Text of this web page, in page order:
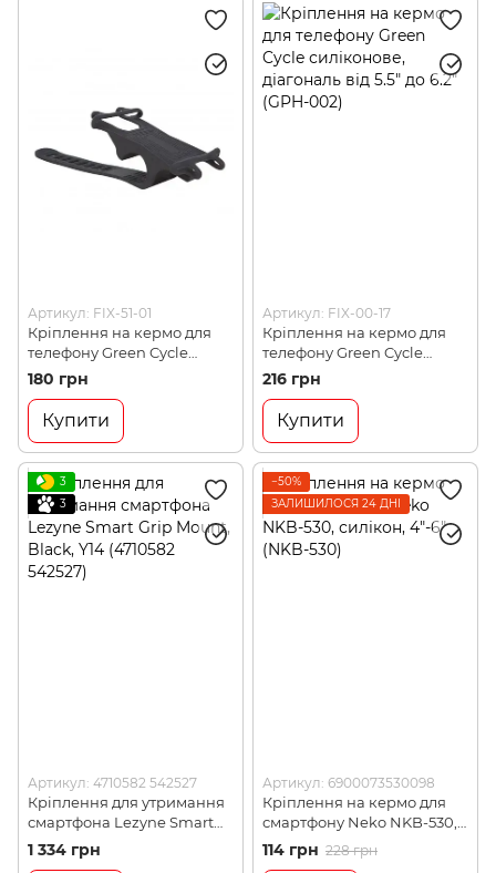
Косметика для райдерів
Артикул: FIX-51-01
Кріплення на кермо для
телефону Green Cycle
силіконове, діагональ від
4" до 5.5" (GPH-001)
180 грн
Купити
Артикул: FIX-00-17
Кріплення на кермо для
телефону Green Cycle
силіконове, діагональ від
5.5" до 6.2" (GPH-002)
216 грн
Купити
3
3
Артикул: 4710582 542527
Кріплення для утримання
смартфона Lezyne Smart
Grip Mount, Black, Y14
(4710582 542527)
1 334 грн
−50%
ЗАЛИШИЛОСЯ 24 ДНІ
Артикул: 6900073530098
Кріплення на кермо для
смартфону Neko NKB-530,
силікон, 4"-6" (NKB-530)
114 грн 228 грн